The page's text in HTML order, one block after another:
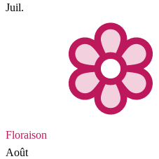
Juil.
Floraison
Août